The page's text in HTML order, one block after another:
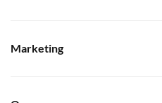
Marketing